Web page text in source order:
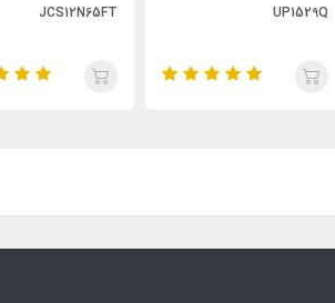
UP1529Q
JCS12N65FT